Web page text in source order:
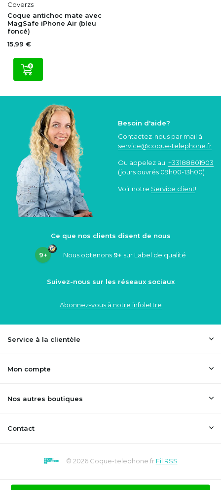
Coverzs
Coque antichoc mate avec
MagSafe iPhone Air (bleu
foncé)
15,99 €
Besoin d'aide?
Contactez-nous par mail à
service@coque-telephone.fr
Ou appelez au: +33188801903
(jours ouvrés 09h00-13h00)
Voir notre Service client!
Ce que nos clients disent de nous
9+ Nous obtenons 9+ sur Label de qualité
Suivez-nous sur les réseaux sociaux
Abonnez-vous à notre infolettre
Service à la clientèle
Mon compte
Nos autres boutiques
Contact
© 2026 Coque-telephone.fr Fil RSS